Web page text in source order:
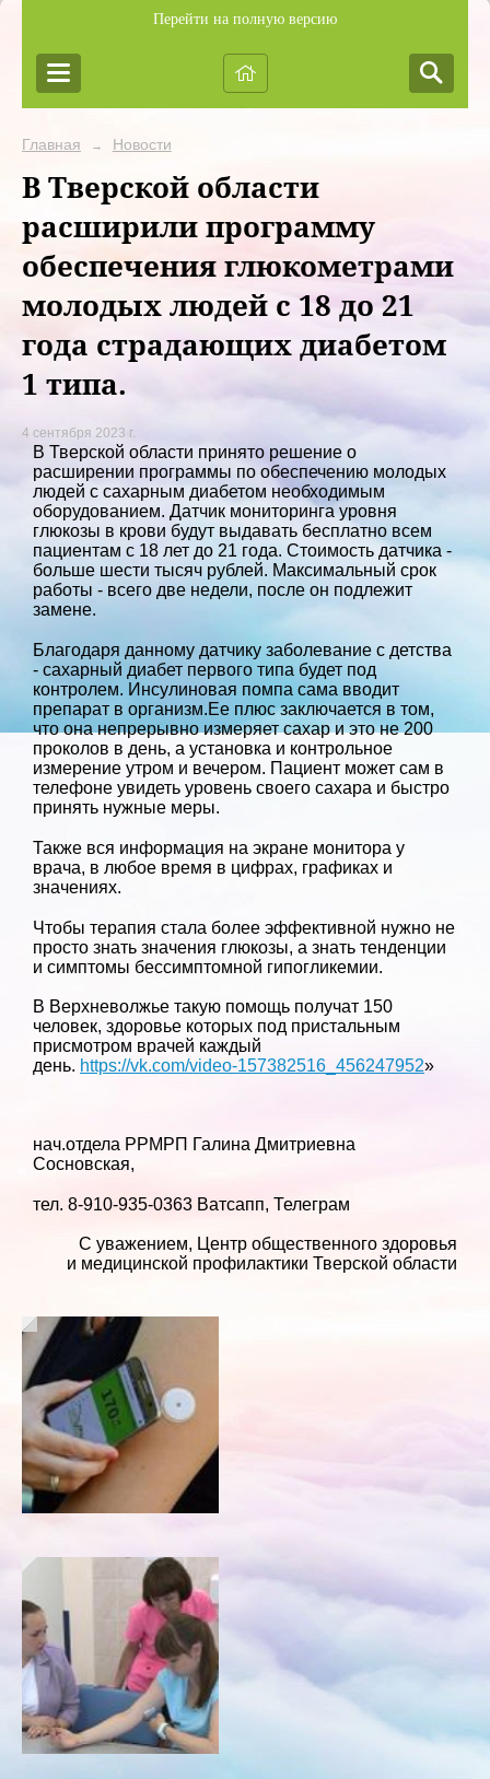
Перейти на полную версию
Главная → Новости
В Тверской области
расширили программу
обеспечения глюкометрами
молодых людей с 18 до 21
года страдающих диабетом
1 типа.
4 сентября 2023 г.
В Тверской области принято решение о
расширении программы по обеспечению молодых
людей с сахарным диабетом необходимым
оборудованием. Датчик мониторинга уровня
глюкозы в крови будут выдавать бесплатно всем
пациентам с 18 лет до 21 года. Стоимость датчика -
больше шести тысяч рублей. Максимальный срок
работы - всего две недели, после он подлежит
замене.
Благодаря данному датчику заболевание с детства
- сахарный диабет первого типа будет под
контролем. Инсулиновая помпа сама вводит
препарат в организм.Ее плюс заключается в том,
что она непрерывно измеряет сахар и это не 200
проколов в день, а установка и контрольное
измерение утром и вечером. Пациент может сам в
телефоне увидеть уровень своего сахара и быстро
принять нужные меры.
Также вся информация на экране монитора у
врача, в любое время в цифрах, графиках и
значениях.
Чтобы терапия стала более эффективной нужно не
просто знать значения глюкозы, а знать тенденции
и симптомы бессимптомной гипогликемии.
В Верхневолжье такую помощь получат 150
человек, здоровье которых под пристальным
присмотром врачей каждый
день. https://vk.com/video-157382516_456247952»
нач.отдела РРМРП Галина Дмитриевна
Сосновская,
тел. 8-910-935-0363 Ватсапп, Телеграм
С уважением, Центр общественного здоровья
и медицинской профилактики Тверской области